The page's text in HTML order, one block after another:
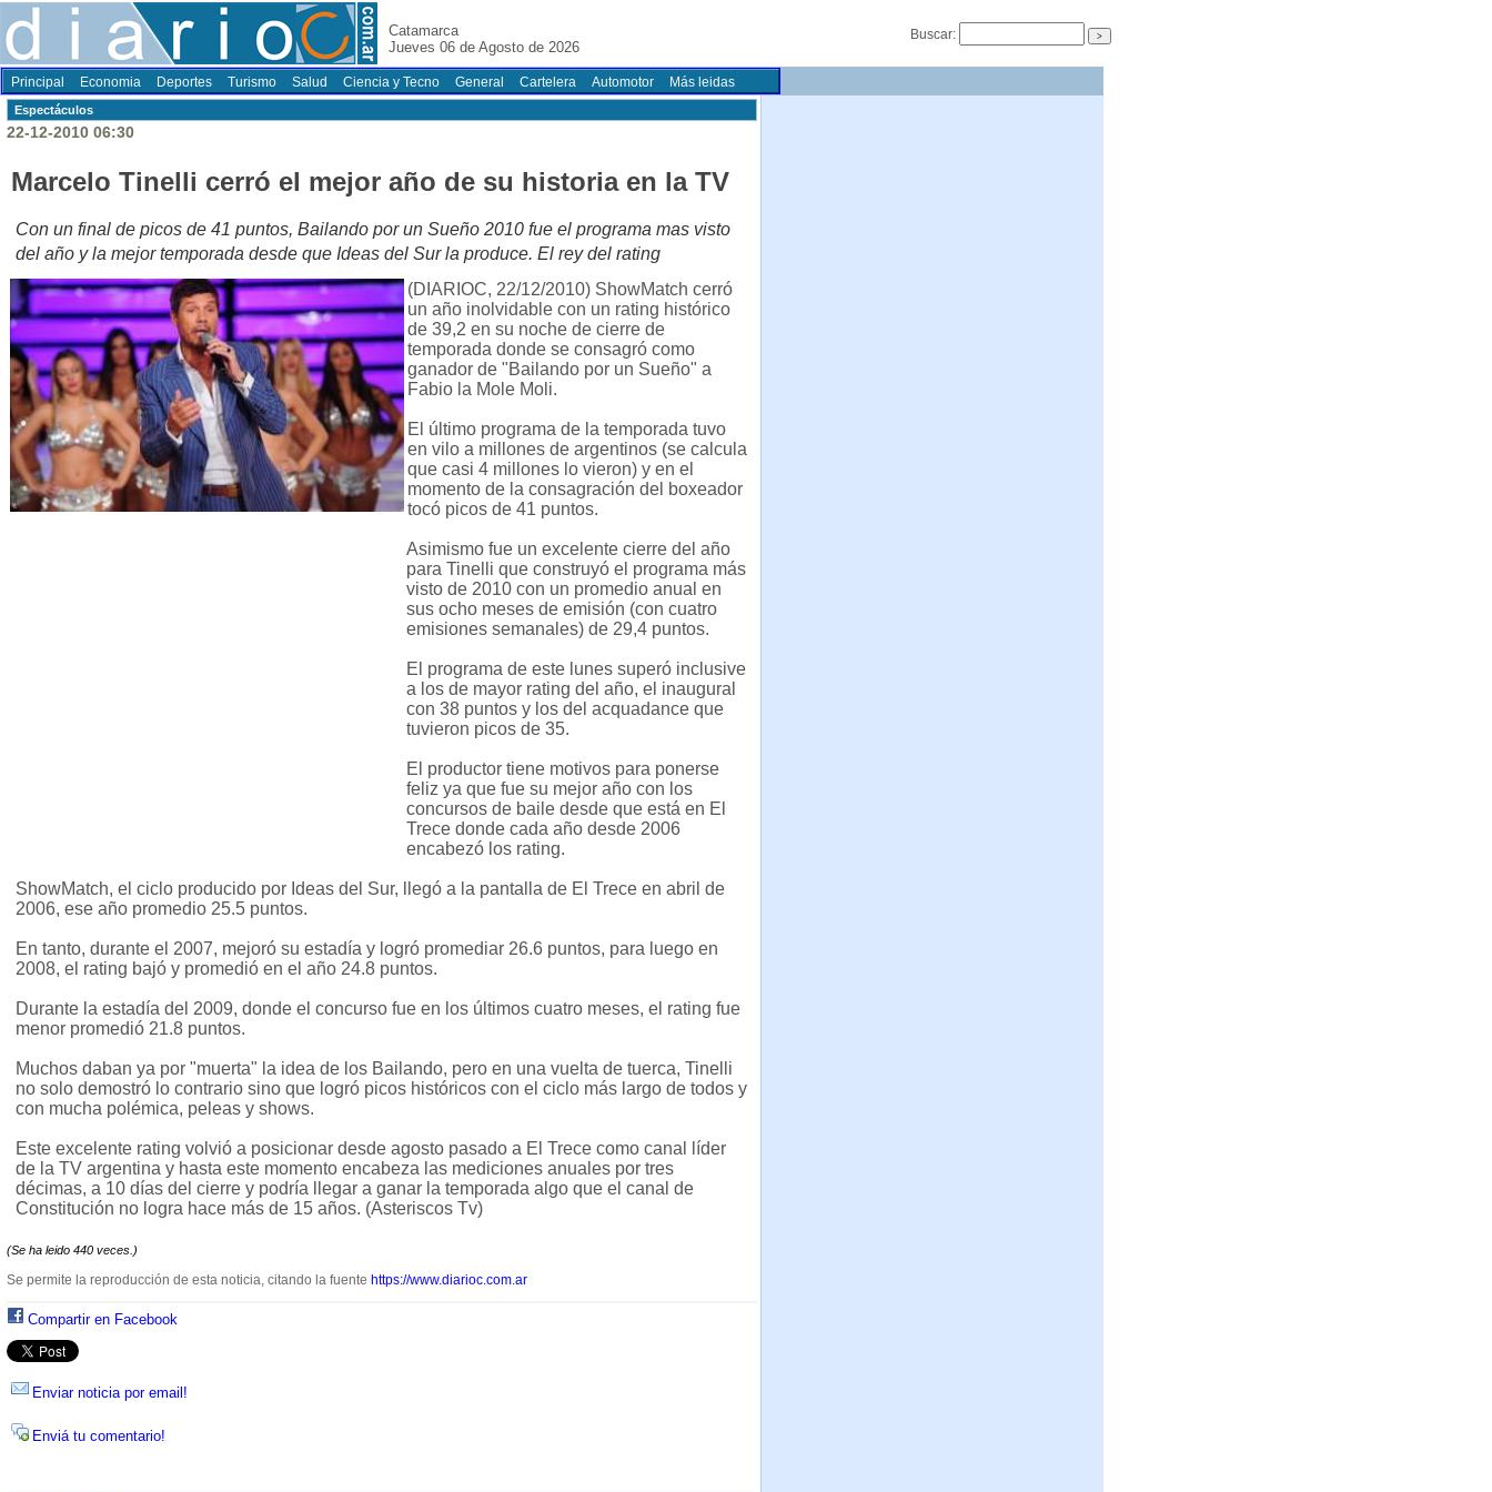
Catamarca
Jueves 06 de Agosto de 2026
Buscar:
Principal Economia Deportes Turismo Salud Ciencia y Tecno General Cartelera Automotor Más leidas
Espectáculos
22-12-2010 06:30
Marcelo Tinelli cerró el mejor año de su historia en la TV
Con un final de picos de 41 puntos, Bailando por un Sueño 2010 fue el programa mas visto
del año y la mejor temporada desde que Ideas del Sur la produce. El rey del rating
(DIARIOC, 22/12/2010) ShowMatch cerró
un año inolvidable con un rating histórico
de 39,2 en su noche de cierre de
temporada donde se consagró como
ganador de "Bailando por un Sueño" a
Fabio la Mole Moli.
El último programa de la temporada tuvo
en vilo a millones de argentinos (se calcula
que casi 4 millones lo vieron) y en el
momento de la consagración del boxeador
tocó picos de 41 puntos.
Asimismo fue un excelente cierre del año
para Tinelli que construyó el programa más
visto de 2010 con un promedio anual en
sus ocho meses de emisión (con cuatro
emisiones semanales) de 29,4 puntos.
El programa de este lunes superó inclusive
a los de mayor rating del año, el inaugural
con 38 puntos y los del acquadance que
tuvieron picos de 35.
El productor tiene motivos para ponerse
feliz ya que fue su mejor año con los
concursos de baile desde que está en El
Trece donde cada año desde 2006
encabezó los rating.
ShowMatch, el ciclo producido por Ideas del Sur, llegó a la pantalla de El Trece en abril de
2006, ese año promedio 25.5 puntos.
En tanto, durante el 2007, mejoró su estadía y logró promediar 26.6 puntos, para luego en
2008, el rating bajó y promedió en el año 24.8 puntos.
Durante la estadía del 2009, donde el concurso fue en los últimos cuatro meses, el rating fue
menor promedió 21.8 puntos.
Muchos daban ya por "muerta" la idea de los Bailando, pero en una vuelta de tuerca, Tinelli
no solo demostró lo contrario sino que logró picos históricos con el ciclo más largo de todos y
con mucha polémica, peleas y shows.
Este excelente rating volvió a posicionar desde agosto pasado a El Trece como canal líder
de la TV argentina y hasta este momento encabeza las mediciones anuales por tres
décimas, a 10 días del cierre y podría llegar a ganar la temporada algo que el canal de
Constitución no logra hace más de 15 años. (Asteriscos Tv)
(Se ha leido 440 veces.)
Se permite la reproducción de esta noticia, citando la fuente https://www.diarioc.com.ar
Compartir en Facebook
Enviar noticia por email!
Enviá tu comentario!